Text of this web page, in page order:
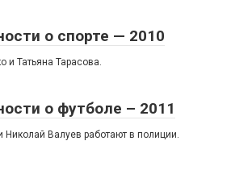
о спорте — 2010
и Татьяна Тарасова.
о футболе – 2011
Валуев работают в полиции.